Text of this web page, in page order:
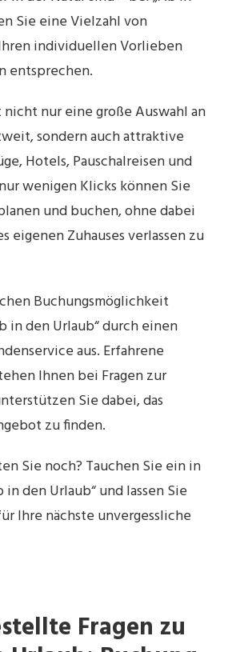
Sie eine Vielzahl von
individuellen Vorlieben
entsprechen.
nur eine große Auswahl an
sondern auch attraktive
Hotels, Pauschalreisen und
wenigen Klicks können Sie
und buchen, ohne dabei
eigenen Zuhauses verlassen zu
Buchungsmöglichkeit
in den Urlaub“ durch einen
aus. Erfahrene
Ihnen bei Fragen zur
Sie dabei, das
zu finden.
Sie noch? Tauchen Sie ein in
den Urlaub“ und lassen Sie
Ihre nächste unvergessliche
Fragen zu